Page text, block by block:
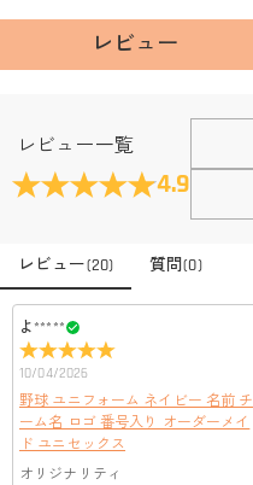
レビュー
レビュー一覧
4.9
レビュー(20) 質問(0)
よ*****
10/04/2026
野球 ユニフォーム ネイビー 名前 チ
ーム名 ロゴ 番号入り オーダーメイ
ド ユニセックス
オリジナリティ